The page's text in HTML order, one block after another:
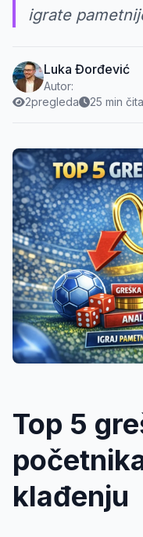
igrate
Luka Đorđević
Autor:
2pregleda 25 min
Top 5
klađenju